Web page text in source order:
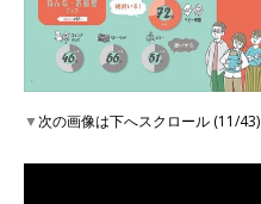
▼次の画像は下へスクロール (11/43)